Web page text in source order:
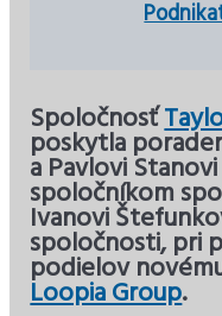
Spoločnosť
poskytla
a Pavlovi
spoločníkom
Ivanovi
spoločnosti, pri
podielov
Loopia Group.